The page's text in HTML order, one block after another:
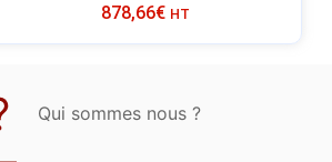
878,66€ HT
Qui sommes nous ?